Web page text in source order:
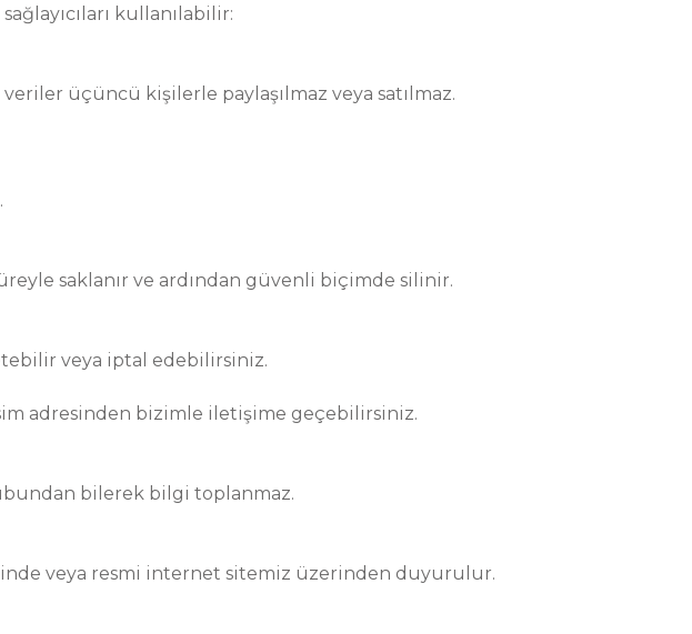
kullanılabilir:
üçüncü kişilerle paylaşılmaz veya satılmaz.
saklanır ve ardından güvenli biçimde silinir.
veya iptal edebilirsiniz.
adresinden bizimle iletişime geçebilirsiniz.
bilerek bilgi toplanmaz.
veya resmi internet sitemiz üzerinden duyurulur.